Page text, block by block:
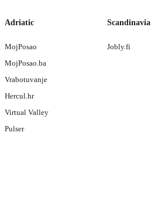
Adriatic
MojPosao
MojPosao.ba
Vrabotuvanje
Hercul.hr
Virtual Valley
Pulser
Scandinavia
Jobly.fi